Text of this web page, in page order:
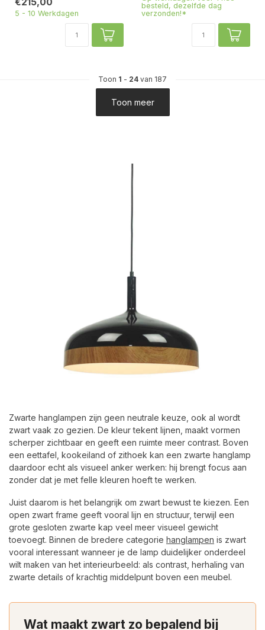
€215,00
5 - 10 Werkdagen
besteld, dezelfde dag
verzonden!*
Toon 1 - 24 van 187
Toon meer
Zwarte hanglampen zijn geen neutrale keuze, ook al wordt
zwart vaak zo gezien. De kleur tekent lijnen, maakt vormen
scherper zichtbaar en geeft een ruimte meer contrast. Boven
een eettafel, kookeiland of zithoek kan een zwarte hanglamp
daardoor echt als visueel anker werken: hij brengt focus aan
zonder dat je met felle kleuren hoeft te werken.
Juist daarom is het belangrijk om zwart bewust te kiezen. Een
open zwart frame geeft vooral lijn en structuur, terwijl een
grote gesloten zwarte kap veel meer visueel gewicht
toevoegt. Binnen de bredere categorie hanglampen is zwart
vooral interessant wanneer je de lamp duidelijker onderdeel
wilt maken van het interieurbeeld: als contrast, herhaling van
zwarte details of krachtig middelpunt boven een meubel.
Wat maakt zwart zo bepalend bij